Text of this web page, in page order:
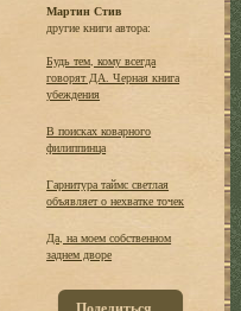
Мартин Стив
другие книги автора:
Будь тем, кому всегда
говорят ДА. Черная книга
убеждения
В поисках коварного
филиппинца
Гарнитура таймс светлая
объявляет о нехватке точек
Да, на моем собственном
заднем дворе